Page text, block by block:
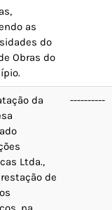
as
do
Obras do
da
Ltda.,
de
----------